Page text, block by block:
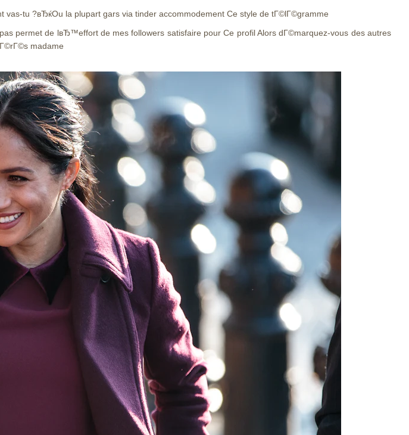
tu ?вЂќOu la plupart gars via tinder accommodement Ce style de tГ©lГ©gramme
permet de lвЂ™effort de mes followers satisfaire pour Ce profil Alors dГ©marquez-vous des autres
madame